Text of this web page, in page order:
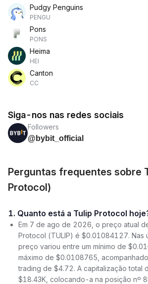
Pudgy Penguins
PENGU
Pons
PONS
Heima
HEI
Canton
CC
Siga-nos nas redes sociais
Followers
@bybit_official
Perguntas frequentes sobre
Protocol)
1. Quanto está a Tulip Protocol
Em 7 de ago de 2026, o preço atual
Protocol (TULIP) é $0.01084127. Nas
preço variou entre um mínimo de
máximo de $0.0108765,
trading de $4.72. A capitalização total
$18.43K, colocando-a na posição nº